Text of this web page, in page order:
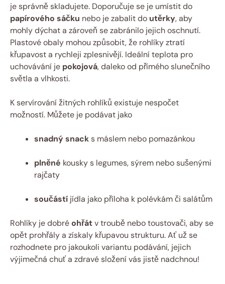
je správně skladujete. Doporučuje se je umístit do
papírového sáčku nebo je zabalit do utěrky, aby
mohly dýchat a zároveň se zabránilo jejich oschnutí.
Plastové obaly mohou způsobit, že rohlíky ztratí
křupavost a rychleji zplesnivějí. Ideální teplota pro
uchovávání je pokojová, daleko od přímého slunečního
světla a vlhkosti.
K servírování žitných rohlíků existuje nespočet
možností. Můžete je podávat jako
snadný snacks máslem nebo pomazánkou
plněné kousky s legumes, sýrem nebo sušenými
rajčaty
součástí jídla jako příloha k polévkám či salátům
Rohlíky je dobréohřátv troubě nebo toustovači, aby se
opět prohřály a získaly křupavou strukturu. Ať už se
rozhodnete pro jakoukoli variantu podávání, jejich
výjimečná chuť a zdravé složení vás jistě nadchnou!